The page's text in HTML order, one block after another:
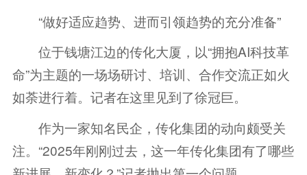
“做好适应趋势、进而引领趋势的充分准备”
位于钱塘江边的传化大厦，以“拥抱AI科技革
命”为主题的一场场研讨、培训、合作交流正如火
如荼进行着。记者在这里见到了徐冠巨。
作为一家知名民企，传化集团的动向颇受关
注。“2025年刚刚过去，这一年传化集团有了哪些